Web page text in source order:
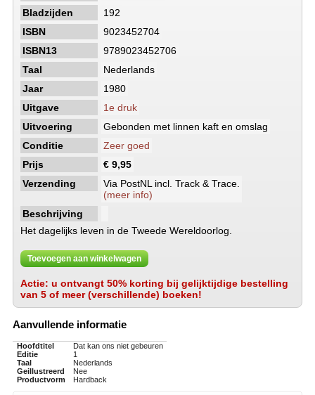
Bladzijden
192
ISBN
9023452704
ISBN13
9789023452706
Taal
Nederlands
Jaar
1980
Uitgave
1e druk
Uitvoering
Gebonden met linnen kaft en omslag
Conditie
Zeer goed
Prijs
€ 9,95
Verzending
Via PostNL incl. Track & Trace.
(meer info)
Beschrijving
Het dagelijks leven in de Tweede Wereldoorlog.
Toevoegen aan winkelwagen
Actie: u ontvangt 50% korting bij gelijktijdige bestelling
van 5 of meer (verschillende) boeken!
Aanvullende informatie
Hoofdtitel
Dat kan ons niet gebeuren
Editie
1
Taal
Nederlands
Geillustreerd
Nee
Productvorm
Hardback